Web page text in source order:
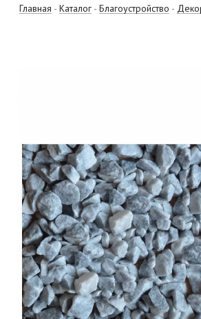
Главная - Каталог - Благоустройство -